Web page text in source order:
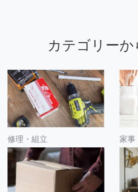
カテゴリーか
修理・組立 家事